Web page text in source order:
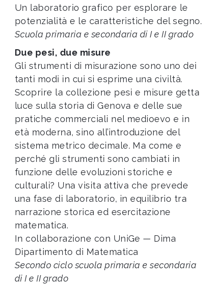
Un laboratorio grafico per esplorare le
potenzialità e le caratteristiche del segno.
Scuola primaria e secondaria di I e II grado
Due pesi, due misure
Gli strumenti di misurazione sono uno dei
tanti modi in cui si esprime una civiltà.
Scoprire la collezione pesi e misure getta
luce sulla storia di Genova e delle sue
pratiche commerciali nel medioevo e in
età moderna, sino all’introduzione del
sistema metrico decimale. Ma come e
perché gli strumenti sono cambiati in
funzione delle evoluzioni storiche e
culturali? Una visita attiva che prevede
una fase di laboratorio, in equilibrio tra
narrazione storica ed esercitazione
matematica.
In collaborazione con UniGe — Dima
Dipartimento di Matematica
Secondo ciclo scuola primaria e secondaria
di I e II grado